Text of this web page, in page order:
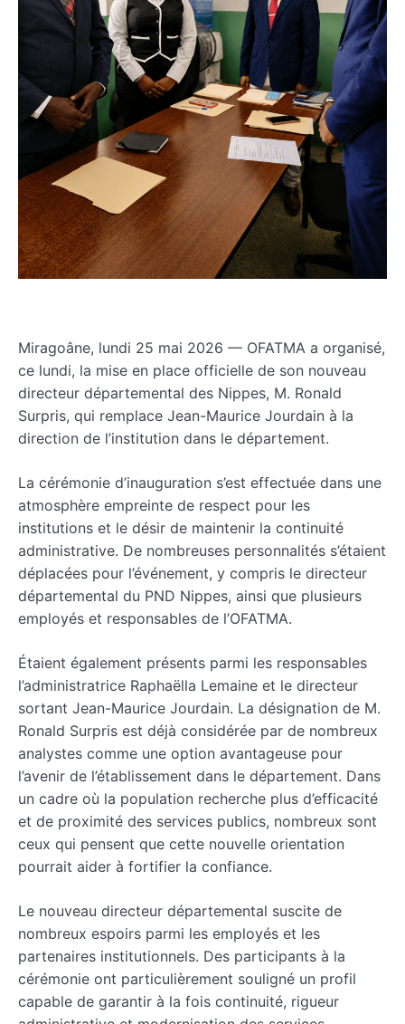
Miragoâne, lundi 25 mai 2026 — OFATMA a organisé,
ce lundi, la mise en place officielle de son nouveau
directeur départemental des Nippes, M. Ronald
Surpris, qui remplace Jean-Maurice Jourdain à la
direction de l’institution dans le département.
La cérémonie d’inauguration s’est effectuée dans une
atmosphère empreinte de respect pour les
institutions et le désir de maintenir la continuité
administrative. De nombreuses personnalités s’étaient
déplacées pour l’événement, y compris le directeur
départemental du PND Nippes, ainsi que plusieurs
employés et responsables de l’OFATMA.
Étaient également présents parmi les responsables
l’administratrice Raphaëlla Lemaine et le directeur
sortant Jean-Maurice Jourdain. La désignation de M.
Ronald Surpris est déjà considérée par de nombreux
analystes comme une option avantageuse pour
l’avenir de l’établissement dans le département. Dans
un cadre où la population recherche plus d’efficacité
et de proximité des services publics, nombreux sont
ceux qui pensent que cette nouvelle orientation
pourrait aider à fortifier la confiance.
Le nouveau directeur départemental suscite de
nombreux espoirs parmi les employés et les
partenaires institutionnels. Des participants à la
cérémonie ont particulièrement souligné un profil
capable de garantir à la fois continuité, rigueur